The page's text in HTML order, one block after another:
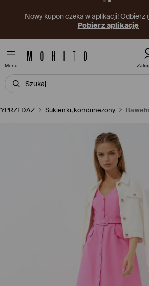
Nowy kupon czeka w aplikacji! Odbierz
Pobierz aplikację
Menu
Sukienki, kombinezony